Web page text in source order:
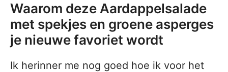
Waarom deze Aardappelsalade
met spekjes en groene asperges
je nieuwe favoriet wordt
Ik herinner me nog goed hoe ik voor het